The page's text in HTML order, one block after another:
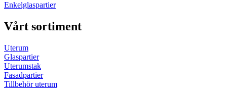
Enkelglaspartier
Vårt sortiment
Uterum
Glaspartier
Uterumstak
Fasadpartier
Tillbehör uterum